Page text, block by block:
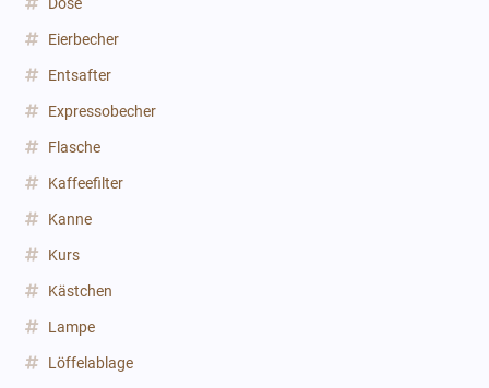
Eierbecher
Entsafter
Expressobecher
Flasche
Kaffeefilter
Kanne
Kurs
Kästchen
Lampe
Löffelablage